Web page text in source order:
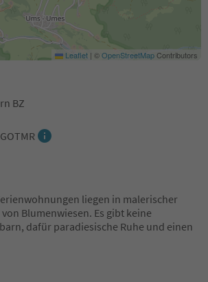
BZ
Leaflet | ©OpenStreetMapContributors
liegen in malerischer
Blumenwiesen. Es gibt keine
dafür paradiesische Ruhe und einen